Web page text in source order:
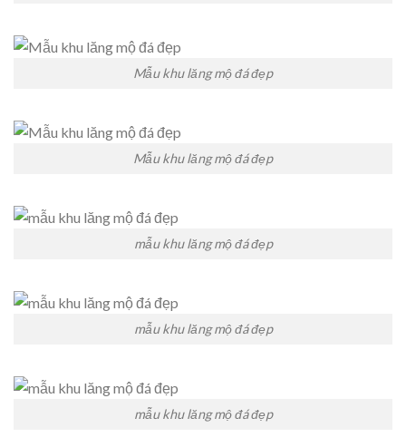
Mẫu khu lăng mộ đá đẹp
Mẫu khu lăng mộ đá đẹp
mẫu khu lăng mộ đá đẹp
mẫu khu lăng mộ đá đẹp
mẫu khu lăng mộ đá đẹp